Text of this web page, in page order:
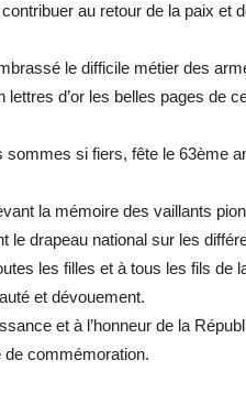
au retour de la paix et
le difficile métier des
d’or les belles pages de
si fiers, fête le 63ème
la mémoire des vaillants
le drapeau national sur les
les filles et à tous les fils de
et dévouement.
et à l’honneur de la
de commémoration.